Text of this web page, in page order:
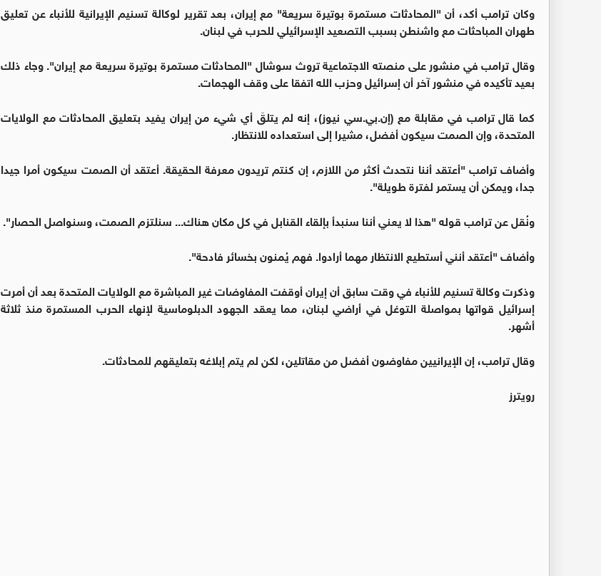
وكان ترامب أكد، أن "المحادثات مستمرة بوتيرة سريعة" مع إيران، بعد تقرير لوكالة تسنيم الإيرانية للأنباء عن تعليق
طهران المباحثات مع واشنطن بسبب التصعيد الإسرائيلي للحرب في لبنان.
وقال ترامب في منشور على منصته الاجتماعية تروث سوشال "المحادثات مستمرة بوتيرة سريعة مع إيران". وجاء ذلك
بعيد تأكيده في منشور آخر أن إسرائيل وحزب الله اتفقا على وقف الهجمات.
كما قال ترامب في مقابلة مع (إن.بي.سي نيوز)، إنه لم يتلقَ أي شيء من إيران يفيد بتعليق المحادثات مع الولايات
المتحدة، وإن الصمت سيكون أفضل، مشيرا إلى استعداده للانتظار.
وأضاف ترامب "أعتقد أننا نتحدث أكثر من اللازم، إن كنتم تريدون معرفة الحقيقة. أعتقد أن الصمت سيكون أمرا جيدا
جدا، ويمكن أن يستمر لفترة طويلة".
ونُقل عن ترامب قوله "هذا لا يعني أننا سنبدأ بإلقاء القنابل في كل مكان هناك... سنلتزم الصمت، وسنواصل الحصار".
وأضاف "أعتقد أنني أستطيع الانتظار مهما أرادوا. فهم يُمنون بخسائر فادحة".
وذكرت وكالة تسنيم للأنباء في وقت سابق أن إيران أوقفت المفاوضات غير المباشرة مع الولايات المتحدة بعد أن أمرت
إسرائيل قواتها بمواصلة التوغل في أراضي لبنان، مما يعقد الجهود الدبلوماسية لإنهاء الحرب المستمرة منذ ثلاثة
أشهر.
وقال ترامب، إن الإيرانيين مفاوضون أفضل من مقاتلين، لكن لم يتم إبلاغه بتعليقهم للمحادثات.
رويترز